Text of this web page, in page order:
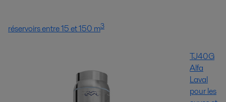
réservoirs entre 15 et 150 m3
TJ40G
Alfa
Laval
pour les